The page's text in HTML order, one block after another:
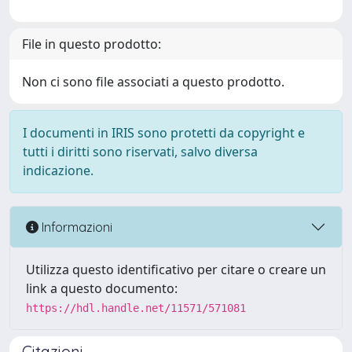
File in questo prodotto:
Non ci sono file associati a questo prodotto.
I documenti in IRIS sono protetti da copyright e
tutti i diritti sono riservati, salvo diversa
indicazione.
Informazioni
Utilizza questo identificativo per citare o creare un
link a questo documento:
https://hdl.handle.net/11571/571081